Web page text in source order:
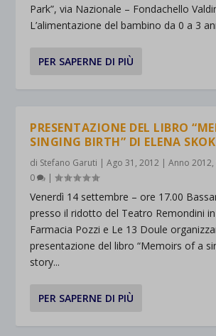
Park”, via Nazionale – Fondachello
L’alimentazione del bambino da 0 a 3
PER SAPERNE DI PIÙ
PRESENTAZIONE DEL LIBRO
SINGING BIRTH” DI ELENA
di Stefano Garuti |Ago 31, 2012 |Anno 2012,
0
|
Venerdì 14 settembre – ore 17.00
presso il ridotto del Teatro Remondini in
Farmacia Pozzi e Le 13 Doule
presentazione del libro “Memoirs of a
story...
PER SAPERNE DI PIÙ